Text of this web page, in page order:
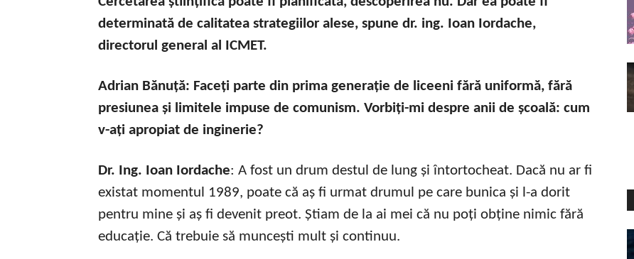
determinată de calitatea strategiilor alese, spune dr. ing. Ioan Iordache,
directorul general al ICMET.
Adrian Bănuță: Faceți parte din prima generație de liceeni fără uniformă, fără
presiunea și limitele impuse de comunism. Vorbiți-mi despre anii de școală: cum
v-ați apropiat de inginerie?
Dr. Ing. Ioan Iordache: A fost un drum destul de lung și întortocheat. Dacă nu ar fi
existat momentul 1989, poate că aș fi urmat drumul pe care bunica și l-a dorit
pentru mine și aș fi devenit preot. Știam de la ai mei că nu poți obține nimic fără
educație. Că trebuie să muncești mult și continuu.